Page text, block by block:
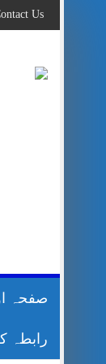
to
content
Us
صفحہ
رابطہ